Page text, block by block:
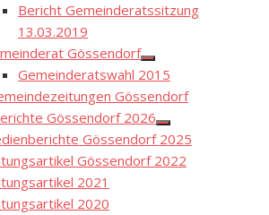
Bericht Gemeinderatssitzung
13.03.2019
Gössendorf
Show
sub
menu
Gemeinderatswahl 2015
Gössendorf
Gössendorf 2026
Show
sub
menu
Gössendorf 2025
Gössendorf 2022
2021
2020